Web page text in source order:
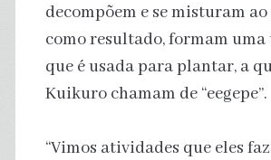
decompõem e se misturam ao
como resultado, formam
que é usada para plantar, a
Kuikuro chamam de “eegepe”.
“Vimos atividades que eles